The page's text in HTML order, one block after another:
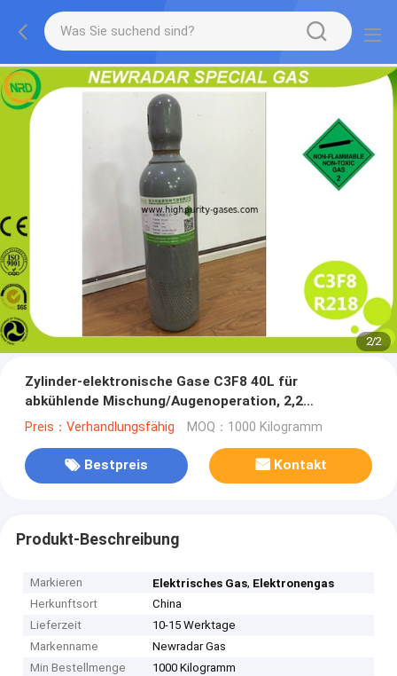
2/2
Zylinder-elektronische Gase C3F8 40L für
abkühlende Mischung/Augenoperation, 2,2
Gefahrenklasse
Preis：Verhandlungsfähig MOQ：1000 Kilogramm
Bestpreis Kontakt
Produkt-Beschreibung
Markieren Elektrisches Gas, Elektronengas
Herkunftsort
China
Lieferzeit
10-15 Werktage
Markenname
Newradar Gas
Min Bestellmenge
1000 Kilogramm